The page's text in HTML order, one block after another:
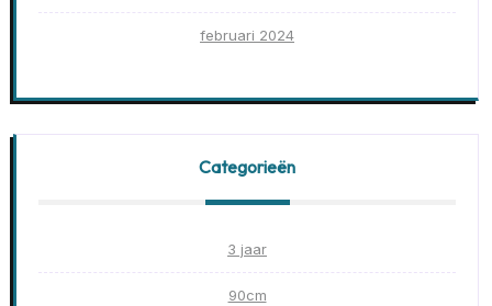
februari 2024
Categorieën
3 jaar
90cm